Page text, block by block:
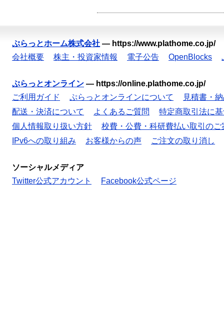
ぷらっとホーム株式会社 — https://www.plathome.co.jp/
会社概要
株主・投資家情報 電子公告 OpenBlocks
ぷらっとオンライン — https://online.plathome.co.jp/
ご利用ガイド
ぷらっとオンラインについて
見積書・
配送・決済について
よくあるご質問
特定商取引法に
個人情報取り扱い方針
校費・公費・科研費払い取引のご
IPv6への取り組み
お客様からの声 ご注文の取り消し
ソーシャルメディア
Twitter公式アカウント
Facebook公式ページ